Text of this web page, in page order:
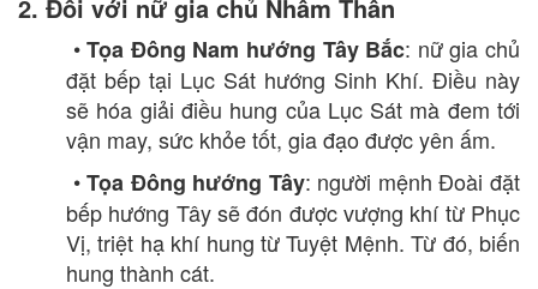
2. Đối với nữ gia chủ Nhâm Thân
•Tọa Đông Nam hướng Tây Bắc: nữ gia chủ
đặt bếp tại Lục Sát hướng Sinh Khí. Điều này
sẽ hóa giải điều hung của Lục Sát mà đem tới
vận may, sức khỏe tốt, gia đạo được yên ấm.
•Tọa Đông hướng Tây: người mệnh Đoài đặt
bếp hướng Tây sẽ đón được vượng khí từ Phục
Vị, triệt hạ khí hung từ Tuyệt Mệnh. Từ đó, biến
hung thành cát.